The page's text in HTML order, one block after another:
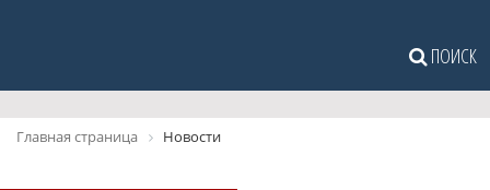
ПОИСК
Главная страница Новости